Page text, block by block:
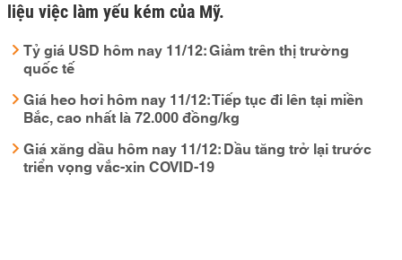
liệu việc làm yếu kém của Mỹ.
Tỷ giá USD hôm nay 11/12: Giảm trên thị trường
quốc tế
Giá heo hơi hôm nay 11/12: Tiếp tục đi lên tại miền
Bắc, cao nhất là 72.000 đồng/kg
Giá xăng dầu hôm nay 11/12: Dầu tăng trở lại trước
triển vọng vắc-xin COVID-19